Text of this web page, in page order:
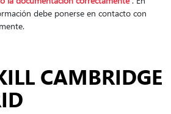
debe ponerse en contacto con
CAMBRIDGE